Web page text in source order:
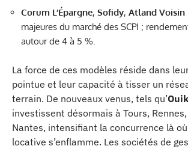
Corum L’Épargne, Sofidy, Atland Voisin
majeures du marché des SCPI ;
autour de 4 à 5 %.
La force de ces modèles réside dans
pointue et leur capacité à tisser un
terrain. De nouveaux venus, tels qu’
investissent désormais à Tours,
Nantes, intensifiant la concurrence là
locative s’enflamme. Les sociétés de